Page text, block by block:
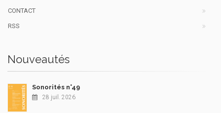
CONTACT
RSS
Nouveautés
Sonorités n°49
28 juil. 2026